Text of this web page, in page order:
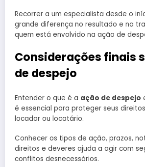
Recorrer a um especialista desde o
grande diferença no resultado e na
quem está envolvido na ação de
Considerações finais
de despejo
Entender o que é a ação de despejo
é essencial para proteger seus
locador ou locatário.
Conhecer os tipos de ação, prazos,
direitos e deveres ajuda a agir com
conflitos desnecessários.